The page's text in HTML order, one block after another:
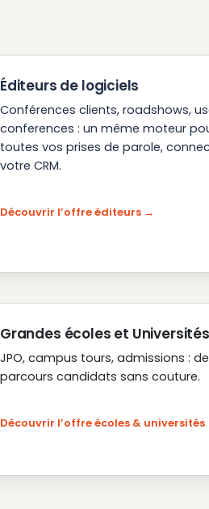
Éditeurs de logiciels
Conférences clients, roadshows,
conferences : un même moteur
toutes vos prises de parole,
votre CRM.
Découvrir l’offre éditeurs
Grandes écoles et Universités
JPO, campus tours, admissions :
parcours candidats sans couture.
Découvrir l’offre écoles & universités